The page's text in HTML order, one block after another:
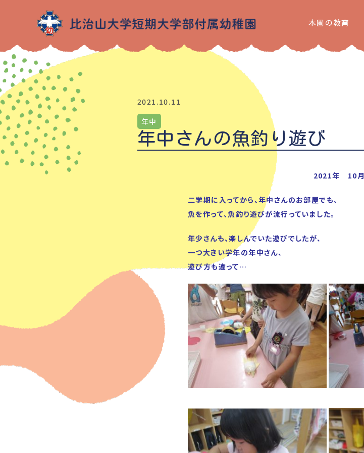
本園の教育
2021.10.11
年中
年中さんの魚釣り遊び
2021年 10月
二学期に入ってから、年中さんのお部屋でも、
魚を作って、魚釣り遊びが流行っていました。
年少さんも、楽しんでいた遊びでしたが、
一つ大きい学年の年中さん、
遊び方も違って…